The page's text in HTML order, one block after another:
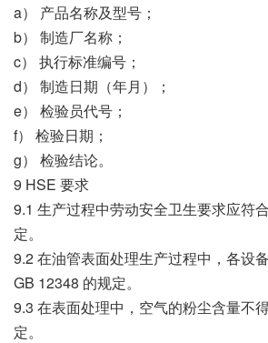
a） 产品名称及型号；
b） 制造厂名称；
c） 执行标准编号；
d） 制造日期（年月）；
e） 检验员代号；
f） 检验日期；
g） 检验结论。
9 HSE 要求
9.1 生产过程中劳动安全卫生要求应符
定。
9.2 在油管表面处理生产过程中，各设
GB 12348 的规定。
9.3 在表面处理中，空气的粉尘含量不
定。